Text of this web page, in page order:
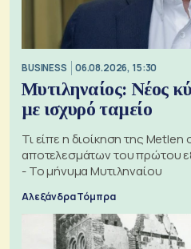
BUSINESS 06.08.2026, 15:30
Μυτιληναίος: Νέος
με ισχυρό ταμείο
Τι είπε η διοίκηση της
αποτελεσμάτων του πρώτου
- Το μήνυμα Μυτιληναίου
Αλεξάνδρα Τόμπρα